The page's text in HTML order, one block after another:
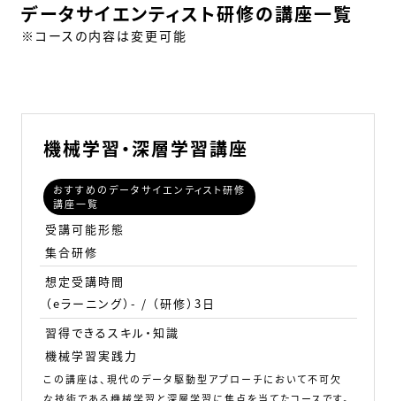
データサイエンティスト研修の講座一覧
※コースの内容は変更可能
機械学習・深層学習講座
おすすめのデータサイエンティスト研修
講座一覧
受講可能形態
集合研修
想定受講時間
（eラーニング）- / （研修）3日
習得できるスキル・知識
機械学習実践力
この講座は、現代のデータ駆動型アプローチにおいて不可欠